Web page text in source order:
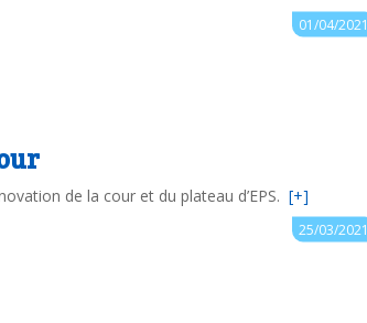
01/04/2021
de la cour et du plateau d’EPS. [+]
25/03/2021